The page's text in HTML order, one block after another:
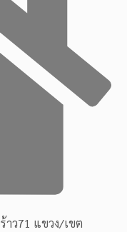
าว71 แขวง/เขต